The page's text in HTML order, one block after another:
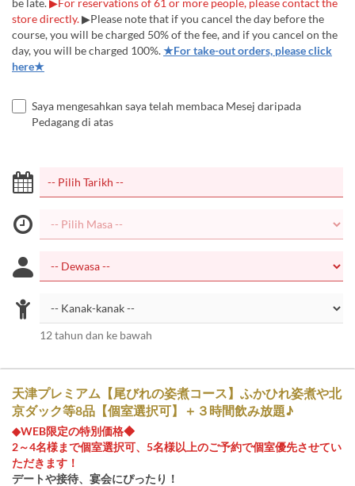
be late.▶For reservations of 61 or more people, please contact the
store directly.▶︎Please note that if you cancel the day before the
course, you will be charged 50% of the fee, and if you cancel on the
day, you will be charged 100%.★For take-out orders, please click
here★
Saya mengesahkan saya telah membaca Mesej daripada
Pedagang di atas
12 tahun dan ke bawah
天津プレミアム【尾びれの姿煮コース】ふかひれ姿煮や北
京ダック等8品【個室選択可】＋３時間飲み放題♪
◆WEB限定の特別価格◆
2～4名様まで個室選択可、5名様以上のご予約で個室優先させてい
ただきます！
デートや接待、宴会にぴったり！